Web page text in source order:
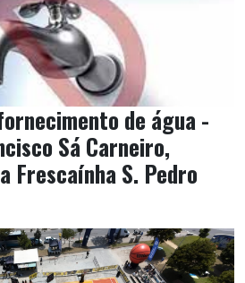
de água -
Sá Carneiro,
Frescaínha S. Pedro